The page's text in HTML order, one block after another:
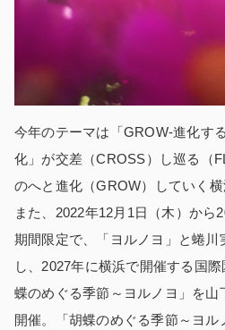
今年のテーマは「GROW-進化す
化」が交差（CROSS）し巡る（
のへと進化（GROW）していく横
また、2022年12月1日（木）から
期間限定で、「ヨルノヨ」と蜷川
し、2027年に横浜で開催する国
蝶のめぐる季節～ヨルノヨ」を
開催。「胡蝶のめぐる季節～ヨル